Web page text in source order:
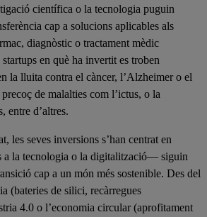
científica o la tecnologia puguin
cap a solucions aplicables als
diagnòstic o tractament mèdic
en què ha invertit es troben
la lluita contra el càncer, l’Alzheimer o el
de malalties com l’ictus, o la
entre d’altres.
les seves inversions s’han centrat en
a la tecnologia o la digitalització— siguin
cap a un món més sostenible. Des del
(bateries de silici, recàrregues
4.0 o l’economia circular (aprofitament